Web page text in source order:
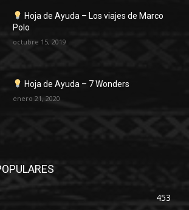
Hoja de Ayuda – Los viajes de Marco
Polo
octubre 15, 2019
Hoja de Ayuda – 7 Wonders
enero 21, 2020
453